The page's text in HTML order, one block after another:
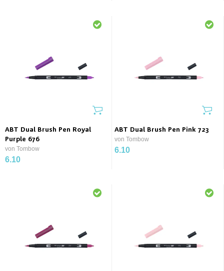
ABT Dual Brush Pen Royal
Purple 676
von Tombow
6.10
ABT Dual Brush Pen Pink 723
von Tombow
6.10